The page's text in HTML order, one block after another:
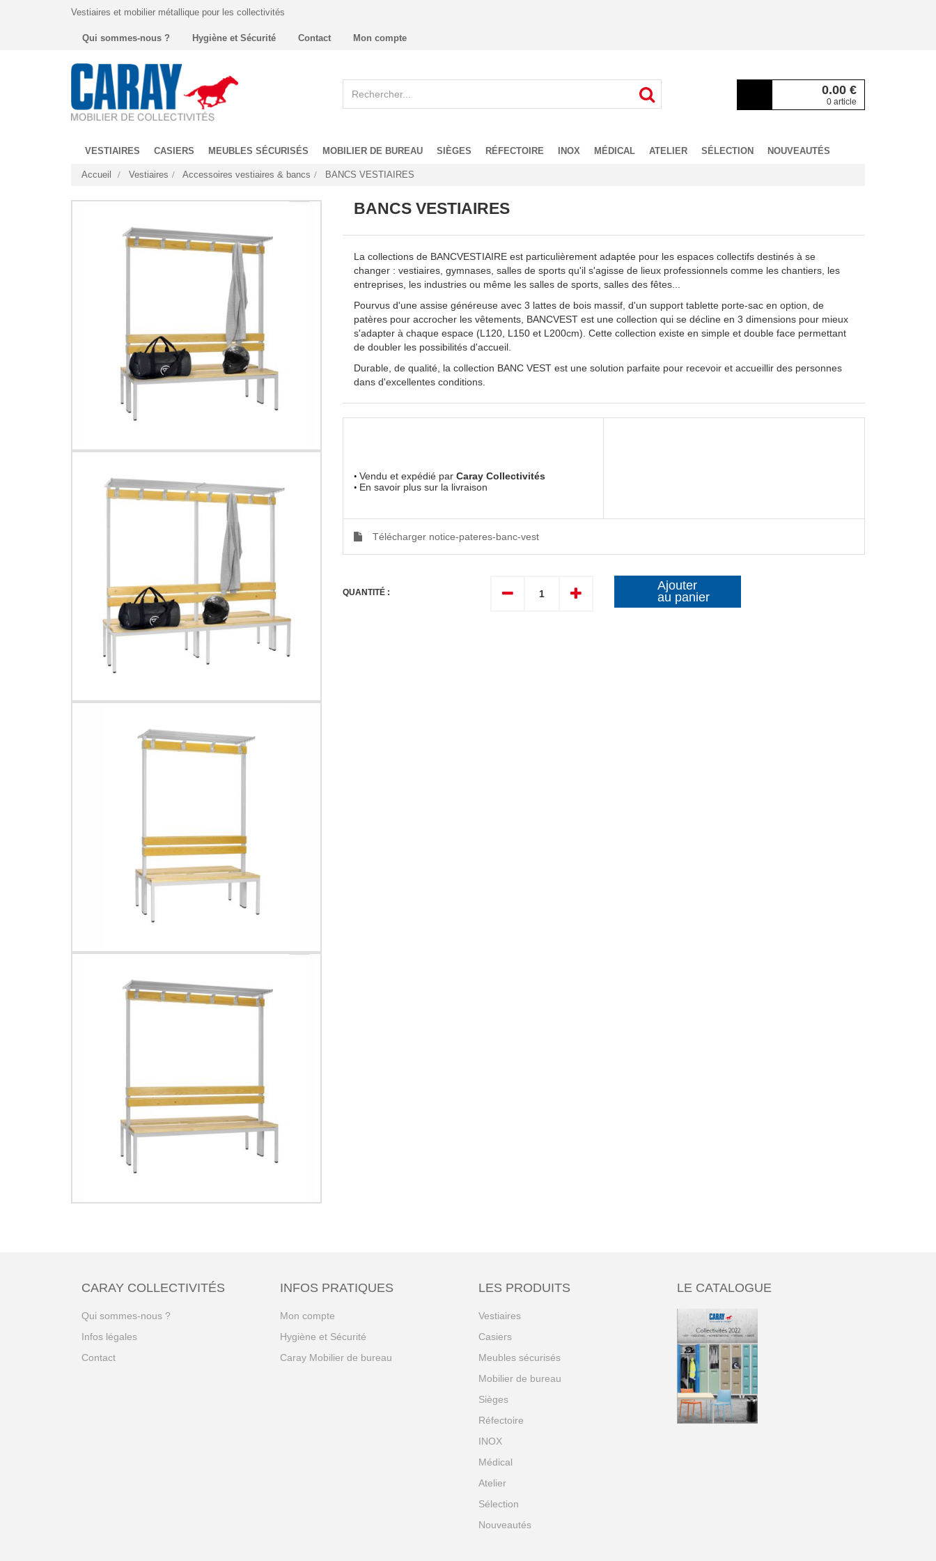
Vestiaires et mobilier métallique pour les collectivités
Qui sommes-nous ? Hygiène et Sécurité Contact Mon compte
0.00 €
0 article
VESTIAIRES CASIERS MEUBLES SÉCURISÉS MOBILIER DE BUREAU SIÈGES RÉFECTOIRE INOX MÉDICAL ATELIER SÉLECTION NOUVEAUTÉS
Accueil Vestiaires Accessoires vestiaires & bancs BANCS VESTIAIRES
BANCS VESTIAIRES
La collections de BANCVESTIAIRE est particulièrement adaptée pour les espaces collectifs destinés à se
changer : vestiaires, gymnases, salles de sports qu'il s'agisse de lieux professionnels comme les chantiers, les
entreprises, les industries ou même les salles de sports, salles des fêtes...
Pourvus d'une assise généreuse avec 3 lattes de bois massif, d'un support tablette porte-sac en option, de
patères pour accrocher les vêtements, BANCVEST est une collection qui se décline en 3 dimensions pour mieux
s'adapter à chaque espace (L120, L150 et L200cm). Cette collection existe en simple et double face permettant
de doubler les possibilités d'accueil.
Durable, de qualité, la collection BANC VEST est une solution parfaite pour recevoir et accueillir des personnes
dans d'excellentes conditions.
Vendu et expédié par Caray Collectivités
En savoir plus sur la livraison
Télécharger notice-pateres-banc-vest
QUANTITÉ :
Ajouter
au panier
CARAY COLLECTIVITÉS
Qui sommes-nous ?
Infos légales
Contact
INFOS PRATIQUES
Mon compte
Hygiène et Sécurité
Caray Mobilier de bureau
LES PRODUITS
Vestiaires
Casiers
Meubles sécurisés
Mobilier de bureau
Sièges
Réfectoire
INOX
Médical
Atelier
Sélection
Nouveautés
LE CATALOGUE